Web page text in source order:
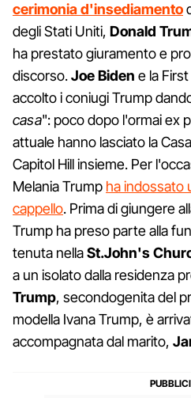
cerimonia d'insediamento
degli Stati Uniti, Donald
ha prestato giuramento e
discorso.JoeBiden e la
accolto i coniugi Trump
casa": poco dopo l'ormai ex
attuale hanno lasciato la
Capitol Hill insieme. Per
Melania Trump ha indossato
cappello. Prima di giungere
Trump ha preso parte alla
tenuta nellaSt.John's
a un isolato dalla residenza
Trump, secondogenita del
modella Ivana Trump, è
accompagnata dal marito,